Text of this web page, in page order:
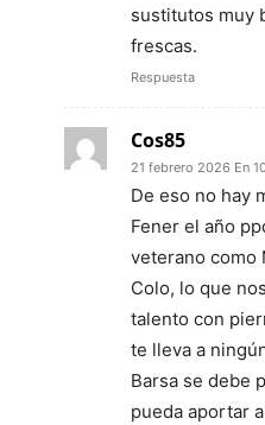
sustitutos muy
frescas.
Respuesta
Cos85
21 febrero 2026 En
De eso no hay
Fener el año
veterano como
Colo, lo que
talento con
te lleva a
Barsa se debe
pueda aportar